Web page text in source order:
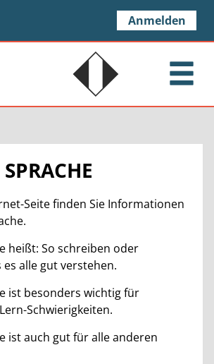
Anmelden
Seite finden Sie Informationen
heißt: So schreiben oder
alle gut verstehen.
ist besonders wichtig für
Schwierigkeiten.
ist auch gut für alle anderen